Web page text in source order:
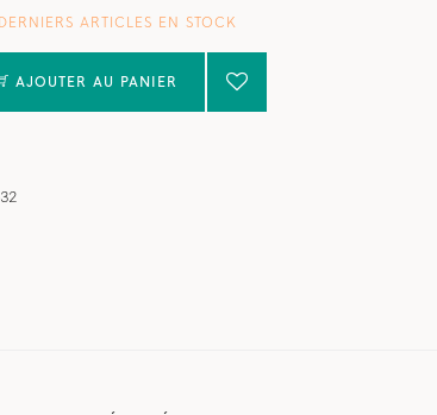
DERNIERS ARTICLES EN STOCK
AJOUTER AU PANIER